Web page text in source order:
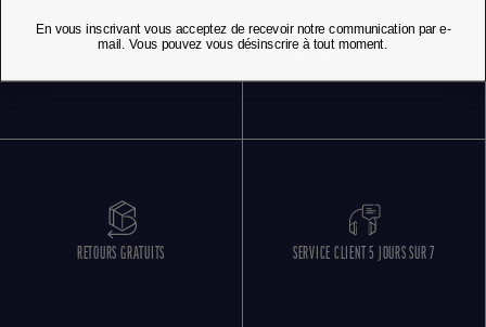
RETOURS GRATUITS SERVICE CLIENT 5 JOURS SUR 7
En vous inscrivant vous acceptez de recevoir notre communication par e-
mail. Vous pouvez vous désinscrire à tout moment.